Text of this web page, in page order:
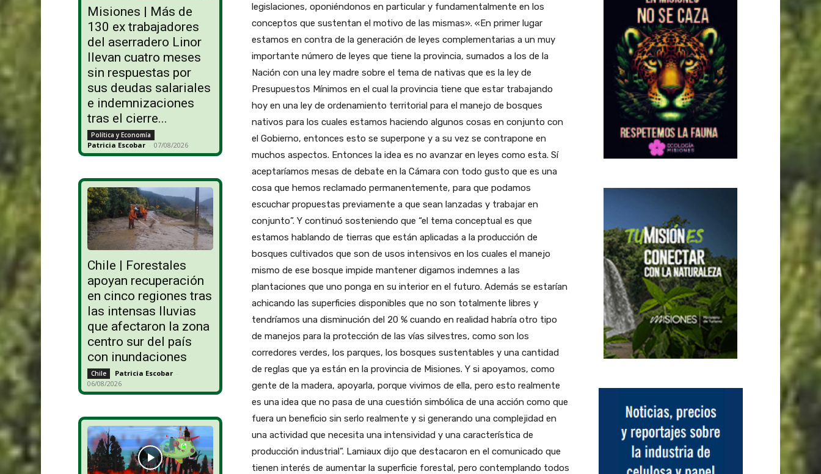
Misiones | Más de
130 ex trabajadores
del aserradero Linor
llevan cuatro meses
sin respuestas por
sus deudas salariales
e indemnizaciones
tras el cierre...
Política y Economía
Patricia Escobar - 07/08/2026
Chile | Forestales
apoyan recuperación
en cinco regiones tras
las intensas lluvias
que afectaron la zona
centro sur del país
con inundaciones
Chile Patricia Escobar -
06/08/2026
legislaciones, oponiéndonos en particular y fundamentalmente en los
conceptos que sustentan el motivo de las mismas». «En primer lugar
estamos en contra de la generación de leyes complementarias a un muy
importante número de leyes que tiene la provincia, sumados a los de la
Nación con una ley madre sobre el tema de nativas que es la ley de
Presupuestos Mínimos en el cual la provincia tiene que estar trabajando
hoy en una ley de ordenamiento territorial para el manejo de bosques
nativos para los cuales estamos haciendo algunos cosas en conjunto con
el Gobierno, entonces esto se superpone y a su vez se contrapone en
muchos aspectos. Entonces la idea es no avanzar en leyes como esta. Sí
aceptaríamos mesas de debate en la Cámara con todo gusto que es una
cosa que hemos reclamado permanentemente, para que podamos
escuchar propuestas previamente a que sean lanzadas y trabajar en
conjunto”. Y continuó sosteniendo que “el tema conceptual es que
estamos hablando de tierras que están aplicadas a la producción de
bosques cultivados que son de usos intensivos en los cuales el manejo
mismo de ese bosque impide mantener digamos indemnes a las
plantaciones que uno ponga en su interior en el futuro. Además se estarían
achicando las superficies disponibles que no son totalmente libres y
tendríamos una disminución del 20 % cuando en realidad habría otro tipo
de manejos para la protección de las vías silvestres, como son los
corredores verdes, los parques, los bosques sustentables y una cantidad
de reglas que ya están en la provincia de Misiones. Y si apoyamos, como
gente de la madera, apoyarla, porque vivimos de ella, pero esto realmente
es una idea que no pasa de una cuestión simbólica de una acción como que
fuera un beneficio sin serlo realmente y si generando una complejidad en
una actividad que necesita una intensividad y una característica de
producción industrial”. Lamiaux dijo que destacaron en el comunicado que
tienen interés de aumentar la superficie forestal, pero contemplando todos